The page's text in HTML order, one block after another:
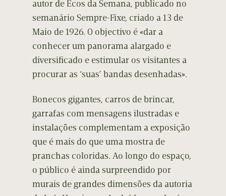
autor de Ecos da Semana, publicado no
semanário Sempre-Fixe, criado a 13 de
Maio de 1926. O objectivo é «dar a
conhecer um panorama alargado e
diversificado e estimular os visitantes a
procurar as ‘suas’ bandas desenhadas».
Bonecos gigantes, carros de brincar,
garrafas com mensagens ilustradas e
instalações complementam a exposição
que é mais do que uma mostra de
pranchas coloridas. Ao longo do espaço,
o público é ainda surpreendido por
murais de grandes dimensões da autoria